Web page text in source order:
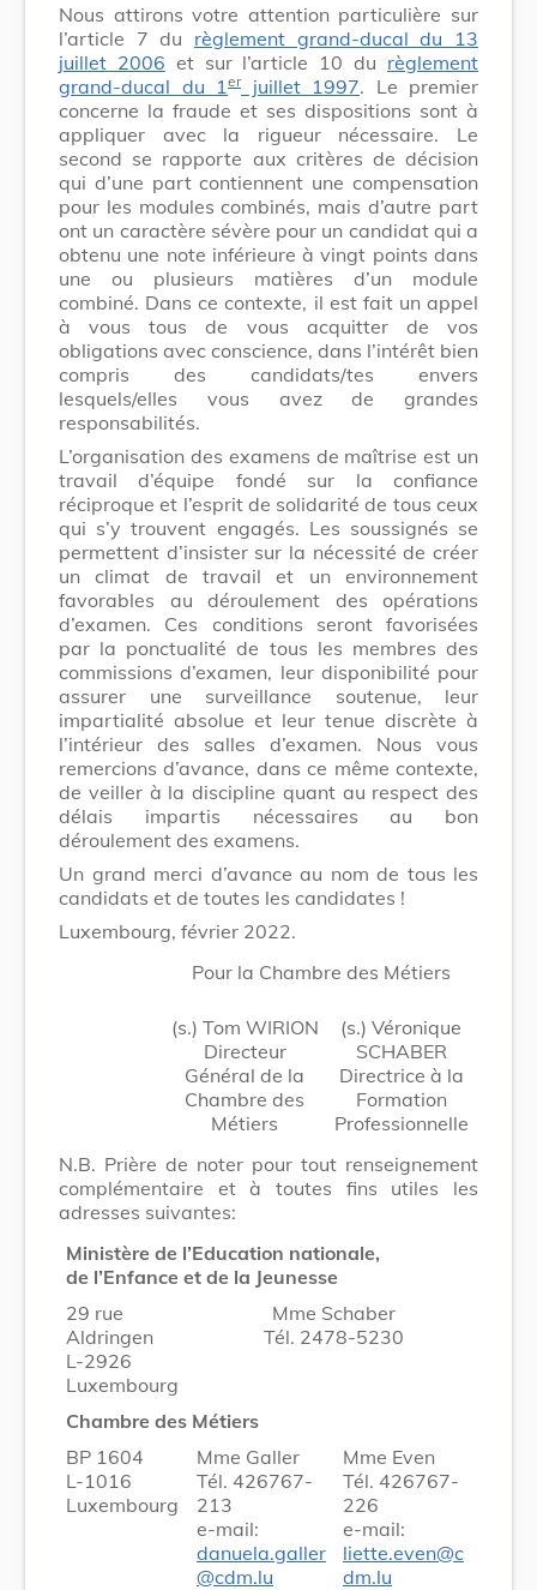
Nous attirons votre attention particulière sur
l’article 7 du règlement grand-ducal du 13
juillet 2006 et sur l’article 10 du règlement
grand-ducal du 1 erjuillet 1997. Le premier
concerne la fraude et ses dispositions sont à
appliquer avec la rigueur nécessaire. Le
second se rapporte aux critères de décision
qui d’une part contiennent une compensation
pour les modules combinés, mais d’autre part
ont un caractère sévère pour un candidat qui a
obtenu une note inférieure à vingt points dans
une ou plusieurs matières d’un module
combiné. Dans ce contexte, il est fait un appel
à vous tous de vous acquitter de vos
obligations avec conscience, dans l’intérêt bien
compris des candidats/tes envers
lesquels/elles vous avez de grandes
responsabilités.
L’organisation des examens de maîtrise est un
travail d’équipe fondé sur la confiance
réciproque et l’esprit de solidarité de tous ceux
qui s’y trouvent engagés. Les soussignés se
permettent d’insister sur la nécessité de créer
un climat de travail et un environnement
favorables au déroulement des opérations
d’examen. Ces conditions seront favorisées
par la ponctualité de tous les membres des
commissions d’examen, leur disponibilité pour
assurer une surveillance soutenue, leur
impartialité absolue et leur tenue discrète à
l’intérieur des salles d’examen. Nous vous
remercions d’avance, dans ce même contexte,
de veiller à la discipline quant au respect des
délais impartis nécessaires au bon
déroulement des examens.
Un grand merci d’avance au nom de tous les
candidats et de toutes les candidates !
Luxembourg, février 2022.
Pour la Chambre des Métiers
(s.) Tom WIRION
Directeur
Général de la
Chambre des
Métiers
(s.) Véronique
SCHABER
Directrice à la
Formation
Professionnelle
N.B. Prière de noter pour tout renseignement
complémentaire et à toutes fins utiles les
adresses suivantes:
Ministère de l’Education nationale,
de l’Enfance et de la Jeunesse
29 rue
Aldringen
L-2926
Luxembourg
Mme Schaber
Tél. 2478-5230
Chambre des Métiers
BP 1604
L-1016
Luxembourg
Mme Galler
Tél. 426767-
213
e-mail:
danuela.galler
@cdm.lu
Mme Even
Tél. 426767-
226
e-mail:
liette.even@c
dm.lu